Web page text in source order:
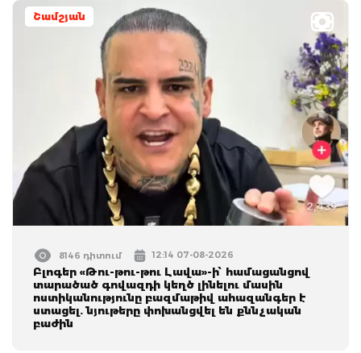
Շամշյան
8146 դիտում 12:14 07-08-2026
Բլոգեր «Թու-թու-թու Լավա»-ի՝ համացանցով
տարածած գովազդի կեղծ լինելու մասին
ոստիկանությունը բազմաթիվ ահազանգեր է
ստացել. նյութերը փոխանցվել են քննչական
բաժին